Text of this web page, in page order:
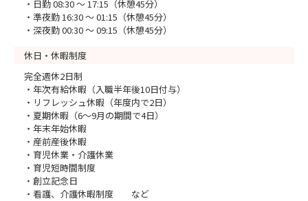
・日勤 08:30 ～ 17:15（休憩45分）
・準夜勤 16:30 ～ 01:15（休憩45分）
・深夜勤 00:30 ～ 09:15（休憩45分）
休日・休暇制度
完全週休2日制
・年次有給休暇（入職半年後10日付与）
・リフレッシュ休暇（年度内で2日）
・夏期休暇（6～9月の期間で4日）
・年末年始休暇
・産前産後休暇
・育児休業・介護休業
・育児短時間制度
・創立記念日
・看護、介護休暇制度 など